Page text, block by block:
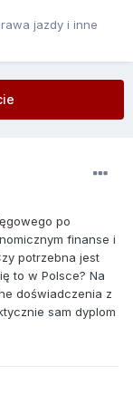
jazdy i inne
po
finanse i
potrzebna jest
to w Polsce? Na
doświadczenia z
sam dyplom